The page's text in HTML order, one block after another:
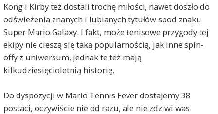
Kong i Kirby też dostali trochę miłości, nawet doszło do
odświeżenia znanych i lubianych tytułów spod znaku
Super Mario Galaxy. I fakt, może tenisowe przygody tej
ekipy nie cieszą się taką popularnością, jak inne spin-
offy z uniwersum, jednak te też mają
kilkudziesięcioletnią historię.
Do dyspozycji w Mario Tennis Fever dostajemy 38
postaci, oczywiście nie od razu, ale nie zdziwi was